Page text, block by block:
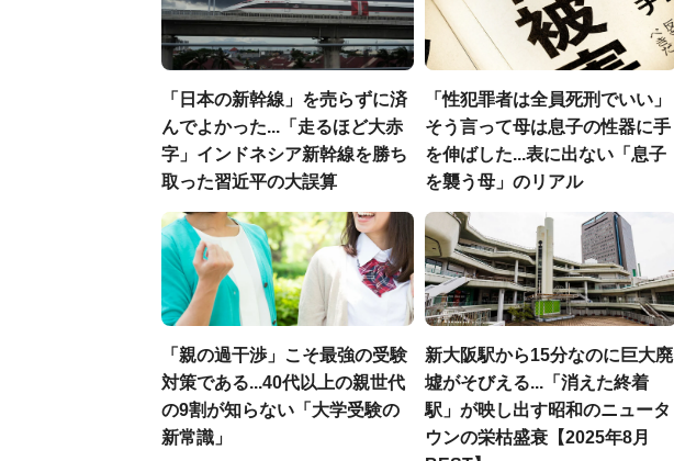
「日本の新幹線」を売らずに済
んでよかった...「走るほど大赤
字」インドネシア新幹線を勝ち
取った習近平の大誤算
「性犯罪者は全員死刑でいい」
そう言って母は息子の性器に手
を伸ばした...表に出ない「息子
を襲う母」のリアル
「親の過干渉」こそ最強の受験
対策である...40代以上の親世代
の9割が知らない「大学受験の
新常識」
新大阪駅から15分なのに巨大廃
墟がそびえる...「消えた終着
駅」が映し出す昭和のニュータ
ウンの栄枯盛衰【2025年8月